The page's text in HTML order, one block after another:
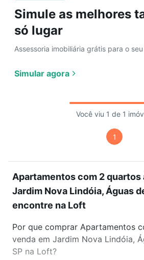
Simule as melhores
só lugar
Assessoria imobiliária grátis para o
Simular agora
Você viu 1 de 1
1
Apartamentos com 2 quartos
Jardim Nova Lindóia, Águas
encontre na Loft
Por que comprar Apartamentos
venda em Jardim Nova Lindóia,
SP na Loft?